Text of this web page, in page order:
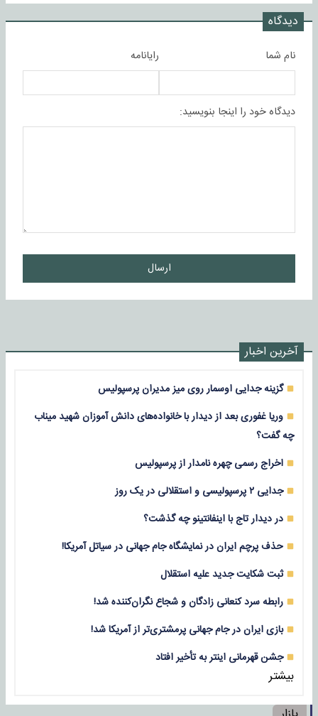
دیدگاه
نام شما رایانامه
دیدگاه خود را اینجا بنویسید:
ارسال
آخرین اخبار
گزینه جدایی اوسمار روی میز مدیران پرسپولیس
وریا غفوری بعد از دیدار با خانواده‌های دانش آموزان شهید میناب
چه گفت؟
اخراج رسمی چهره نامدار از پرسپولیس
جدایی ۲ پرسپولیسی و استقلالی در یک روز
در دیدار تاج با اینفانتینو چه گذشت؟
حذف پرچم ایران در نمایشگاه جام جهانی در سیاتل آمریکا!
ثبت شکایت جدید علیه استقلال
رابطه سرد کنعانی زادگان و شجاع نگران‌کننده شد!
بازی‌ ایران در جام جهانی پرمشتری‌تر از آمریکا شد!
جشن قهرمانی اینتر به تأخیر افتاد
بیشتر